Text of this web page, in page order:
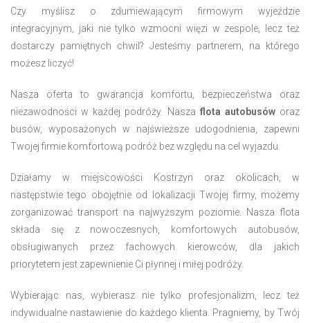
Czy myślisz o zdumiewającym firmowym wyjeździe
integracyjnym, jaki nie tylko wzmocni więzi w zespole, lecz też
dostarczy pamiętnych chwil? Jesteśmy partnerem, na którego
możesz liczyć!
Nasza oferta to gwarancja komfortu, bezpieczeństwa oraz
niezawodności w każdej podróży. Nasza flota autobusóworaz
busów, wyposażonych w najświeższe udogodnienia, zapewni
Twojej firmie komfortową podróż bez względu na cel wyjazdu.
Działamy w miejscowości Kostrzyn oraz okolicach, w
następstwie tego obojętnie od lokalizacji Twojej firmy, możemy
zorganizować transport na najwyższym poziomie. Nasza flota
składa się z nowoczesnych, komfortowych autobusów,
obsługiwanych przez fachowych kierowców, dla jakich
priorytetem jest zapewnienie Ci płynnej i miłej podróży.
Wybierając nas, wybierasz nie tylko profesjonalizm, lecz też
indywidualne nastawienie do każdego klienta. Pragniemy, by Twój